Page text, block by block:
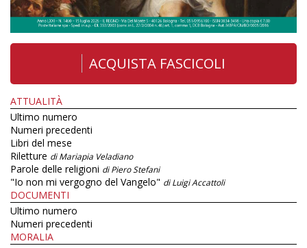
ACQUISTA FASCICOLI
ATTUALITÀ
Ultimo numero
Numeri precedenti
Libri del mese
Riletture di Mariapia Veladiano
Parole delle religioni di Piero Stefani
"Io non mi vergogno del Vangelo" di Luigi Accattoli
DOCUMENTI
Ultimo numero
Numeri precedenti
MORALIA